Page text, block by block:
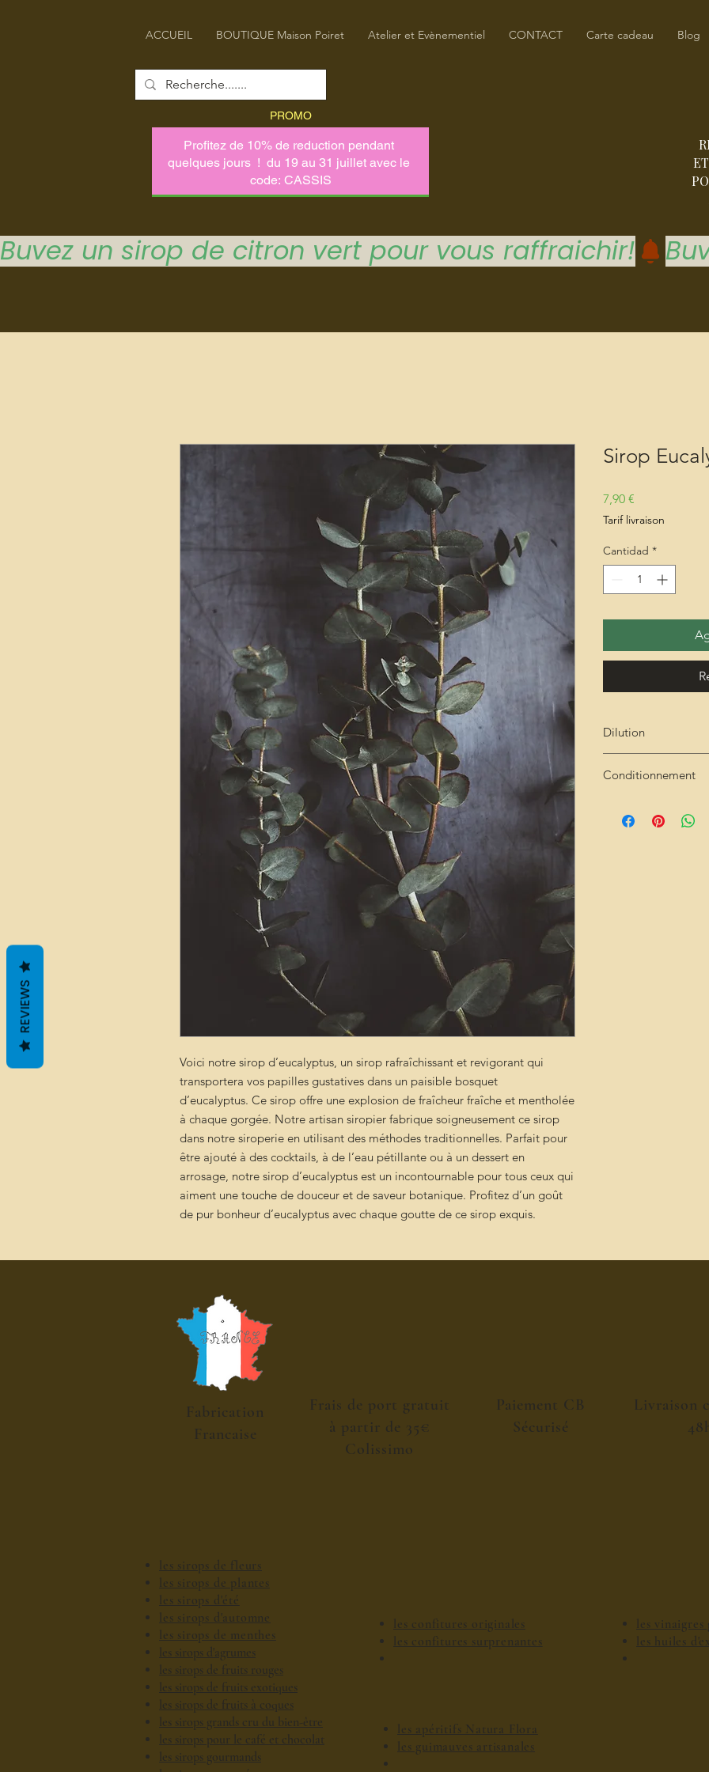
ACCUEIL BOUTIQUE Maison Poiret Atelier et Evènementiel CONTACT Carte cadeau Blog
PROMO
Buvez un sirop de citron vert pour vous raffraichir!
Voici notre sirop d’eucalyptus, un sirop rafraîchissant et revigorant qui
transportera vos papilles gustatives dans un paisible bosquet
d’eucalyptus. Ce sirop offre une explosion de fraîcheur fraîche et mentholée
à chaque gorgée. Notre artisan siropier fabrique soigneusement ce sirop
dans notre siroperie en utilisant des méthodes traditionnelles. Parfait pour
être ajouté à des cocktails, à de l’eau pétillante ou à un dessert en
arrosage, notre sirop d’eucalyptus est un incontournable pour tous ceux qui
aiment une touche de douceur et de saveur botanique. Profitez d’un goût
de pur bonheur d’eucalyptus avec chaque goutte de ce sirop exquis.
Sirop
7,90 €
Tarif livraison
Cantidad *
Dilution
Conditionnement
Fabrication
Francaise
Frais de port gratuit
à partir de 35€
Colissimo
Paiement CB
Sécurisé
Livraison
les sirops de fleurs
les sirops de plantes
les sirops d'été
les sirops d'automne
les sirops de menthes
les sirops d'agrumes
les sirops de fruits rouges
les sirops de fruits exotiques
les sirops de fruits à coques
les sirops grands cru du bien-être
les sirops pour le café et chocolat
les sirops gourmands
les confitures originales
les confitures surprenantes
les apéritifs Natura Flora
les guimauves artisanales
les vinaigres
les huiles
REVIEWS